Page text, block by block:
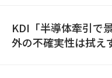
KDI「半導体牽引で
外の不確実性は拭え